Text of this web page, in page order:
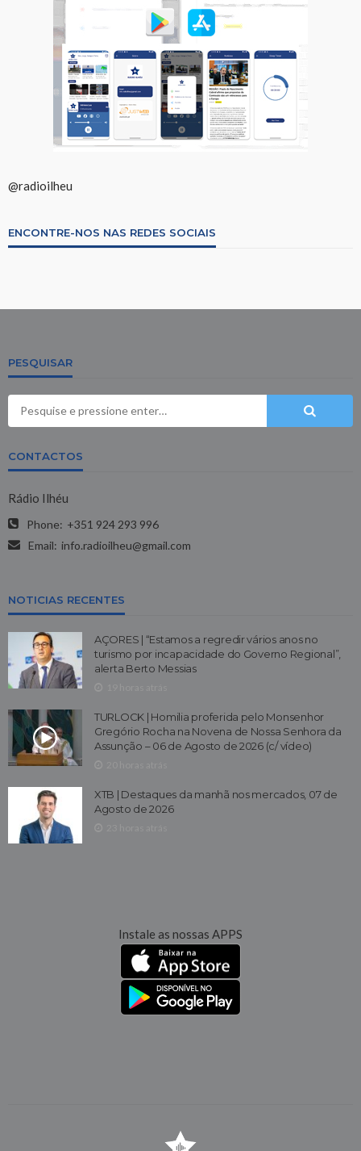
@radioilheu
ENCONTRE-NOS NAS REDES SOCIAIS
PESQUISAR
CONTACTOS
Rádio Ilhéu
Phone: +351 924 293 996
Email: info.radioilheu@gmail.com
NOTICIAS RECENTES
AÇORES | “Estamos a regredir vários anos no
turismo por incapacidade do Governo Regional”,
alerta Berto Messias
TURLOCK | Homilia proferida pelo Monsenhor
Gregório Rocha na Novena de Nossa Senhora da
Assunção – 06 de Agosto de 2026 (c/ vídeo)
XTB | Destaques da manhã nos mercados, 07 de
Agosto de 2026
Instale as nossas APPS